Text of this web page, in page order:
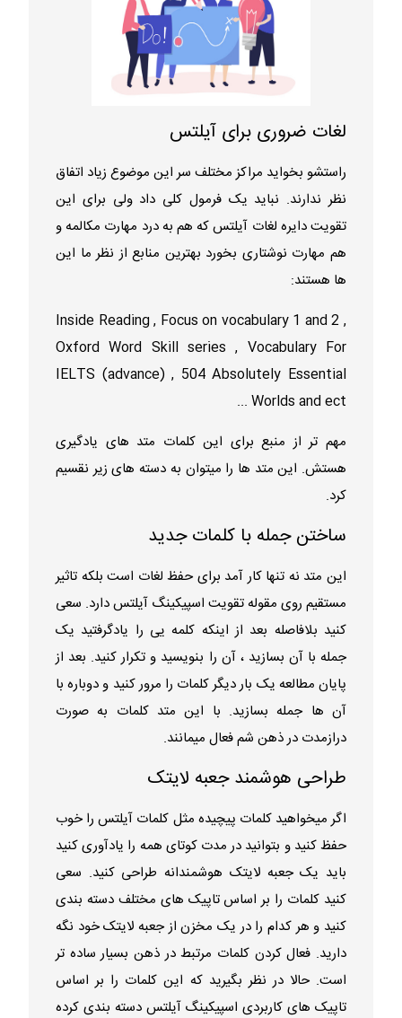
لغات ضروری برای آیلتس
راستشو بخواید مراکز مختلف سر این موضوع زیاد اتفاق
نظر ندارند. نباید یک فرمول کلی داد ولی برای این
تقویت دایره لغات آیلتس که هم به درد مهارت مکالمه و
هم مهارت نوشتاری بخورد بهترین منابع از نظر ما این
ها هستند:
Inside Reading , Focus on vocabulary 1 and 2 ,
Oxford Word Skill series , Vocabulary For
IELTS (advance) , 504 Absolutely Essential
Worlds and ect ...
مهم تر از منبع برای این کلمات متد های یادگیری
هستش. این متد ها را میتوان به دسته های زیر نقسیم
کرد.
ساختن جمله با کلمات جدید
این متد نه تنها کار آمد برای حفظ لغات است بلکه تاثیر
مستقیم روی مقوله تقویت اسپیکینگ آیلتس دارد. سعی
کنید بلافاصله بعد از اینکه کلمه یی را یادگرفتید یک
جمله با آن بسازید ، آن را بنویسید و تکرار کنید. بعد از
پایان مطالعه یک بار دیگر کلمات را مرور کنید و دوباره با
آن ها جمله بسازید. با این متد کلمات به صورت
درازمدت در ذهن شم فعال میمانند.
طراحی هوشمند جعبه لایتک
اگر میخواهید کلمات پیچیده مثل کلمات آیلتس را خوب
حفظ کنید و بتوانید در مدت کوتای همه را یادآوری کنید
باید یک جعبه لایتک هوشمندانه طراحی کنید. سعی
کنید کلمات را بر اساس تاپیک های مختلف دسته بندی
کنید و هر کدام را در یک مخزن از جعبه لایتک خود نگه
دارید. فعال کردن کلمات مرتبط در ذهن بسیار ساده تر
است. حالا در نظر بگیرید که این کلمات را بر اساس
تاپیک های کاربردی اسپیکینگ آیلتس دسته بندی کرده